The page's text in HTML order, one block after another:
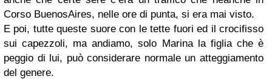
Corso BuenosAires, nelle ore di punta, si era mai visto.
E poi, tutte queste suore con le tette fuori ed il crocifisso
sui capezzoli, ma andiamo, solo Marina la figlia che è
peggio di lui, può considerare normale un atteggiamento
del genere.